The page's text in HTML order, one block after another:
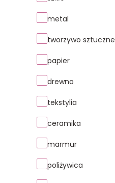
metal
tworzywo sztuczne
papier
drewno
tekstylia
ceramika
marmur
poliżywica